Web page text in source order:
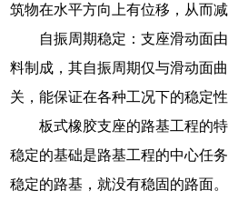
筑物在水平方向上有位移，从而减
自振周期稳定：支座滑动面
料制成，其自振周期仅与滑动面
关，能保证在各种工况下的稳定性
板式橡胶支座的路基工程的
稳定的基础是路基工程的中心任
稳定的路基，就没有稳固的路面。